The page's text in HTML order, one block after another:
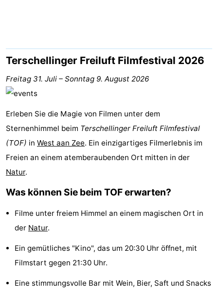
West
Résidence
Terschelling
-
Strandappartementen
West
-
Tjermelân
Campingplätze
-
Riesen
Elements
-
Schuttersbos
Tjermelân
Hotels
Zimmer
Terschellinger Freiluft Filmfestival 2026
Freitag 31. Juli – Sonntag 9. August 2026
Erleben Sie die Magie von Filmen unter dem
Sternenhimmel beim Terschellinger Freiluft Filmfestival
(TOF) in West aan Zee. Ein einzigartiges Filmerlebnis im
Freien an einem atemberaubenden Ort mitten in der
Natur.
Was können Sie beim TOF erwarten?
Filme unter freiem Himmel an einem magischen Ort in
der Natur.
Ein gemütliches "Kino", das um 20:30 Uhr öffnet, mit
Filmstart gegen 21:30 Uhr.
Eine stimmungsvolle Bar mit Wein, Bier, Saft und Snacks